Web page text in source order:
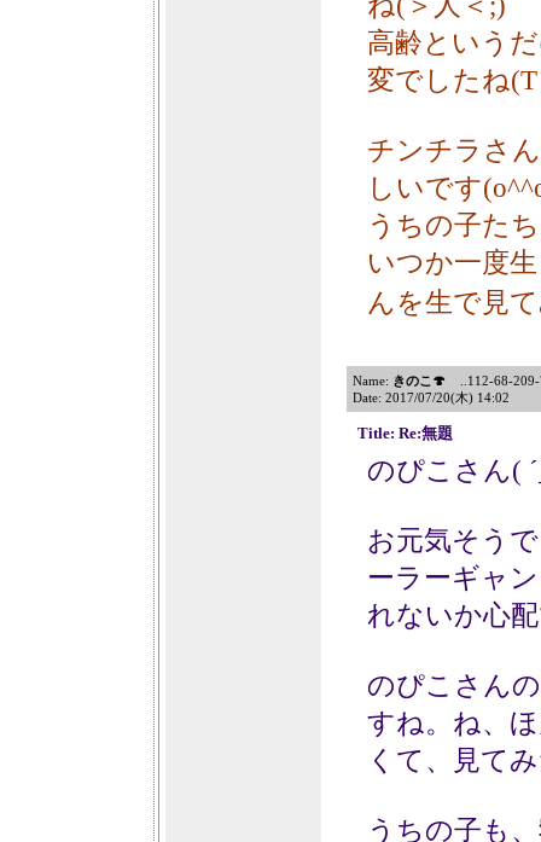
高齢という
変でしたね
チンチラさ
しいです
うちの子た
いつか一度
んを生で見
Name: きのこ🍄 ..112-68-209-
Date: 2017/07/20(木) 14:02
Title: Re:無題
のぴこさん(
お元気そう
ーラーギャ
れないか心
のぴこさん
すね。ね、
くて、見て
うちの子も